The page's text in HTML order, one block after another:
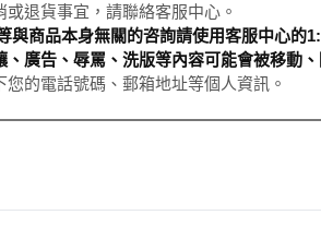
退貨事宜，請聯絡客服中心。
與商品本身無關的咨詢請使用客服中心的
、廣告、辱罵、洗版等內容可能會被移動
的電話號碼、郵箱地址等個人資訊。